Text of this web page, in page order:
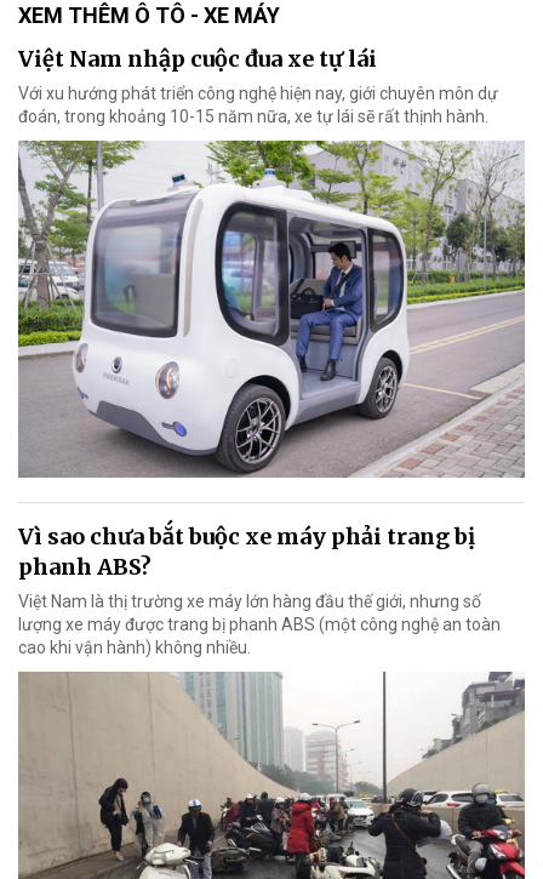
XEM THÊM Ô TÔ - XE MÁY
Việt Nam nhập cuộc đua xe tự lái
Với xu hướng phát triển công nghệ hiện nay, giới chuyên môn dự
đoán, trong khoảng 10-15 năm nữa, xe tự lái sẽ rất thịnh hành.
Vì sao chưa bắt buộc xe máy phải trang bị
phanh ABS?
Việt Nam là thị trường xe máy lớn hàng đầu thế giới, nhưng số
lượng xe máy được trang bị phanh ABS (một công nghệ an toàn
cao khi vận hành) không nhiều.